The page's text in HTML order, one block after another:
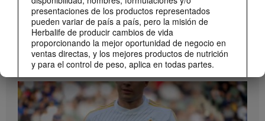
presentaciones de los productos representados
pueden variar de país a país, pero la misión de
Herbalife de producir cambios de vida
proporcionando la mejor oportunidad de negocio en
ventas directas, y los mejores productos de nutrición
y para el control de peso, aplica en todas partes.
Los Videos podrían incluir las experiencias del
volumen de ventas acumulado, o reseñas de
ingresos adquiridos, de Asociados de Herbalife
Independientes de diferentes niveles del Plan de
Cómo tomar Bioniq GO
Descubre las diferentes formas de usar Bioniq GO.
MARCA Y PATROCINIOS Ver Todos